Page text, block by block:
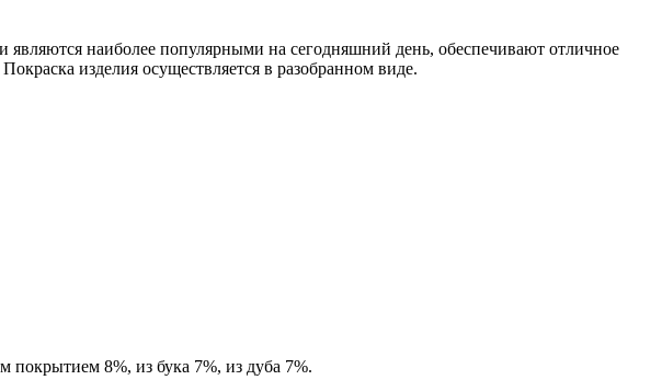
наиболее популярными на сегодняшний день, обеспечивают отличное
изделия осуществляется в разобранном виде.
покрытием 8%, из бука 7%, из дуба 7%.